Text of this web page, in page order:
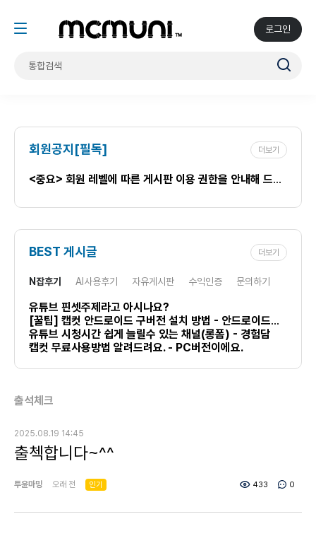
로그인
회원공지[필독] 더보기
<중요> 회원 레벨에 따른 게시판 이용 권한을 안내해 드립니다.
BEST 게시글
N잡후기 AI사용후기 자유게시판 수익인증 문의하기
더보기
유튜브 핀셋주제라고 아시나요?
[꿀팁] 캡컷 안드로이드 구버전 설치 방법 - 안드로이드만 가능
유튜브 시청시간 쉽게 늘릴수 있는 채널(롱폼) - 경험담
캡컷 무료사용방법 알려드려요. - PC버전이에요.
출석체크
2025.08.19 14:45
출첵합니다~^^
투윤마밍 오래 전 인기 433 0